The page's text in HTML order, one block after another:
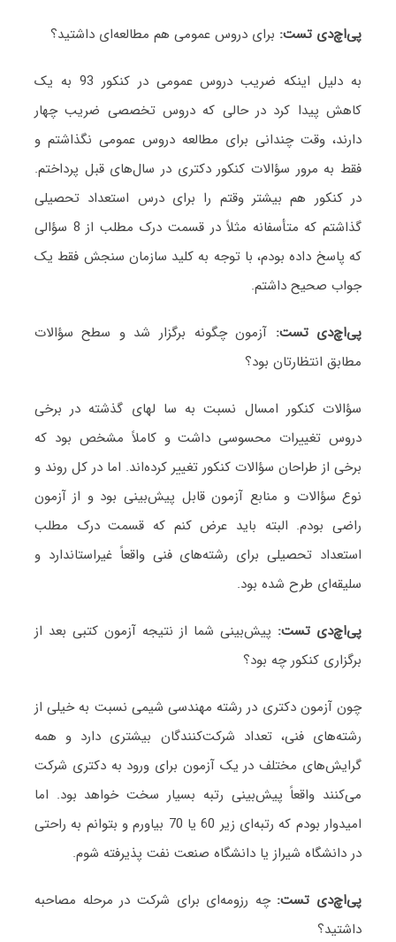
پیاچدی تست: برای دروس عمومی هم مطالعه‌ای داشتید؟
به دلیل اینکه ضریب دروس عمومی در کنکور 93 به یک
کاهش پیدا کرد در حالی که دروس تخصصی ضریب چهار
دارند، وقت چندانی برای مطالعه دروس عمومی نگذاشتم و
فقط به مرور سؤالات کنکور دکتری در سال‌های قبل پرداختم.
در کنکور هم بیشتر وقتم را برای درس استعداد تحصیلی
گذاشتم که متأسفانه مثلاً در قسمت درک مطلب از 8 سؤالی
که پاسخ داده بودم، با توجه به کلید سازمان سنجش فقط یک
جواب صحیح داشتم.
پیاچدی تست: آزمون چگونه برگزار شد و سطح سؤالات
مطابق انتظارتان بود؟
سؤالات کنکور امسال نسبت به سا‌ لهای گذشته در برخی
دروس تغییرات محسوسی داشت و کاملاً مشخص بود که
برخی از طراحان سؤالات کنکور تغییر کرده‌اند. اما در کل روند و
نوع سؤالات و منابع آزمون قابل پیش‌بینی بود و از آزمون
راضی بودم. البته باید عرض کنم که قسمت درک مطلب
استعداد تحصیلی برای رشته‌های فنی واقعاً غیراستاندارد و
سلیقه‌ای طرح شده بود.
پیاچدی تست: پیش‌بینی شما از نتیجه آزمون کتبی بعد از
برگزاری کنکور چه بود؟
چون آزمون دکتری در رشته مهندسی شیمی نسبت به خیلی از
رشته‌های فنی، تعداد شرکت‌کنندگان بیشتری دارد و همه
گرایش‌های مختلف در یک آزمون برای ورود به دکتری شرکت
می‌کنند واقعاً پیش‌بینی رتبه بسیار سخت خواهد بود. اما
امیدوار بودم که رتبه‌ای زیر 60 یا 70 بیاورم و بتوانم به راحتی
در دانشگاه شیراز یا دانشگاه صنعت نفت پذیرفته شوم.
پیاچدی تست:چه رزومه‌ای برای شرکت در مرحله مصاحبه
داشتید؟